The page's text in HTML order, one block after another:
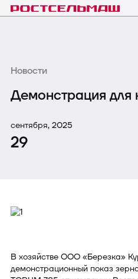
Новости
Демонстрация для
сентября, 2025
29
В хозяйстве ООО «Березка»
демонстрационный показ